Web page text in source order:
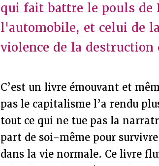
qui fait battre le pouls de
l'automobile, et celui de
violence de la destruction
C’est un livre émouvant et
pas le capitalisme l’a rendu
tout ce qui ne tue pas la
part de soi-même pour
dans la vie normale. Ce livre